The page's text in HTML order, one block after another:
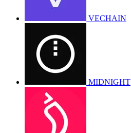
VECHAIN
MIDNIGHT